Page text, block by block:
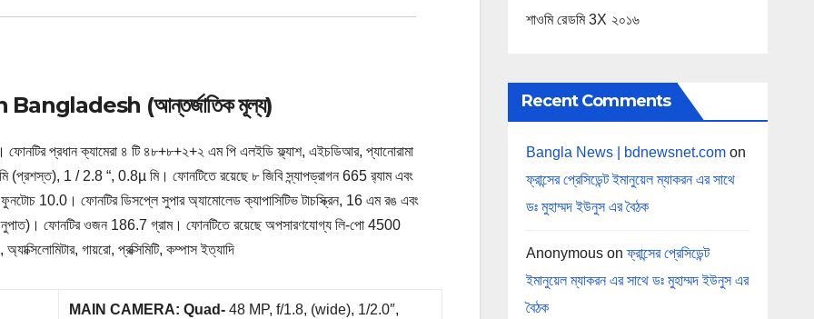
(আন্তর্জাতিক মূল্য)
প্রধান ক্যামেরা ৪ টি ৪৮+৮+২+২ এম পি এলইডি ফ্ল্যাশ, এইচডিআর, প্যানোরামা
(প্রশস্ত), 1 / 2.8 “, 0.8µ মি। ফোনটিতে রয়েছে ৮ জিবি স্ন্যাপড্রাগন 665 র‌্যাম এবং
ফুনটোচ 10.0। ফোনটির ডিসপ্লে সুপার অ্যামোলেড ক্যাপাসিটিভ টাচস্ক্রিন, 16 এম রঙ এবং
ফোনটির ওজন 186.7 গ্রাম। ফোনটিতে রয়েছে অপসারণযোগ্য লি-পো 4500
গায়রো, প্রক্সিমিটি, কম্পাস ইত্যাদি
MAIN CAMERA: Quad-48 MP, f/1.8, (wide), 1/2.0″,
শাওমি রেডমি 3X ২০১৬
Recent Comments
Bangla News | bdnewsnet.comon
ফ্রান্সের প্রেসিডেন্ট ইমানুয়েল ম্যাকরন এর সাথে
ডঃ মুহাম্মদ ইউনুস এর বৈঠক
Anonymousonফ্রান্সের প্রেসিডেন্ট
ইমানুয়েল ম্যাকরন এর সাথে ডঃ মুহাম্মদ ইউনুস এর
বৈঠক